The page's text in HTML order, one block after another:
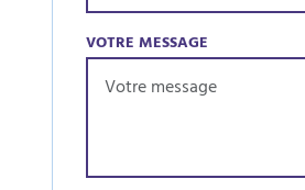
VOTRE MESSAGE